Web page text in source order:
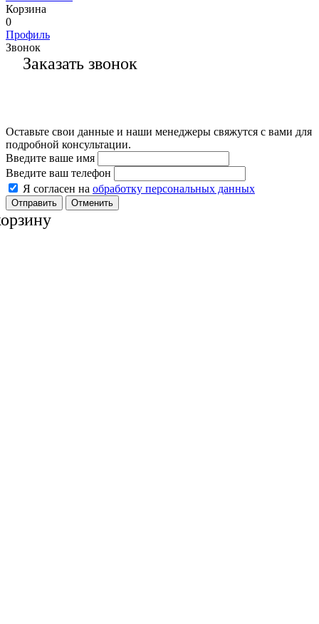
Корзина
0
Профиль
Звонок
Заказать звонок
Оставьте свои данные и наши менеджеры свяжутся с вами для
подробной консультации.
Введите ваше имя
Введите ваш телефон
Я согласен на обработку персональных данных
Отменить